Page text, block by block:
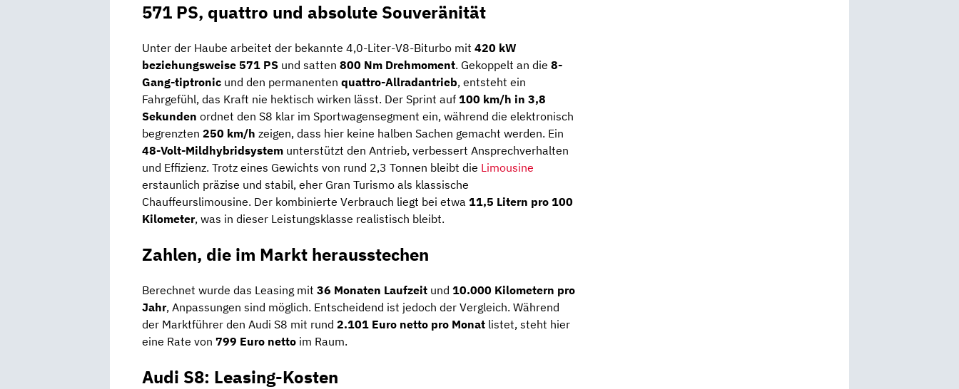
571 PS, quattro und absolute Souveränität
Unter der Haube arbeitet der bekannte 4,0-Liter-V8-Biturbo mit 420 kW
beziehungsweise 571 PS und satten 800 Nm Drehmoment. Gekoppelt an die 8-
Gang-tiptronic und den permanenten quattro-Allradantrieb, entsteht ein
Fahrgefühl, das Kraft nie hektisch wirken lässt. Der Sprint auf 100 km/h in 3,8
Sekunden ordnet den S8 klar im Sportwagensegment ein, während die elektronisch
begrenzten 250 km/h zeigen, dass hier keine halben Sachen gemacht werden. Ein
48-Volt-Mildhybridsystem unterstützt den Antrieb, verbessert Ansprechverhalten
und Effizienz. Trotz eines Gewichts von rund 2,3 Tonnen bleibt die Limousine
erstaunlich präzise und stabil, eher Gran Turismo als klassische
Chauffeurslimousine. Der kombinierte Verbrauch liegt bei etwa 11,5 Litern pro 100
Kilometer, was in dieser Leistungsklasse realistisch bleibt.
Zahlen, die im Markt herausstechen
Berechnet wurde das Leasing mit 36 Monaten Laufzeit und 10.000 Kilometern pro
Jahr, Anpassungen sind möglich. Entscheidend ist jedoch der Vergleich. Während
der Marktführer den Audi S8 mit rund 2.101 Euro netto pro Monat listet, steht hier
eine Rate von 799 Euro netto im Raum.
Audi S8: Leasing-Kosten